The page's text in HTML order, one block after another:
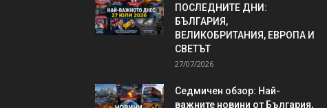
ПОСЛЕДНИТЕ ДНИ:
БЪЛГАРИЯ,
ВЕЛИКОБРИТАНИЯ, ЕВРОПА И
СВЕТЪТ
27/07/2026
Седмичен обзор: Най-
важните новини от България,